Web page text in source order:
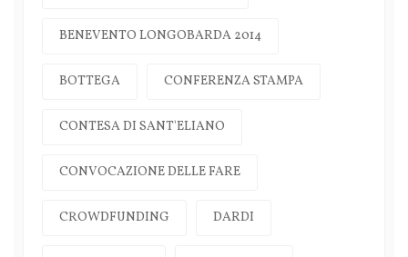
BENEVENTO LONGOBARDA 2014
BOTTEGA CONFERENZA STAMPA
CONTESA DI SANT'ELIANO
CONVOCAZIONE DELLE FARE
CROWDFUNDING DARDI